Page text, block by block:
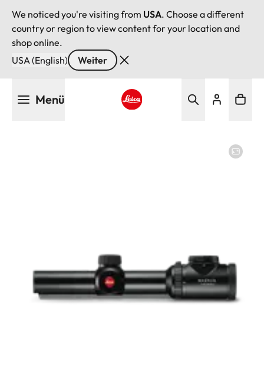
We noticed you're visiting from USA. Choose a different
country or region to view content for your location and
shop online.
USA (English)
Weiter
Menü